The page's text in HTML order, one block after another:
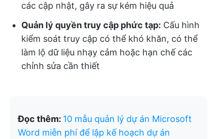
các cập nhật, gây ra sự kém hiệu quả
Quản lý quyền truy cập phức tạp: Cấu hình
kiểm soát truy cập có thể khó khăn, có thể
làm lộ dữ liệu nhạy cảm hoặc hạn chế các
chỉnh sửa cần thiết
Đọc thêm: 10 mẫu quản lý dự án Microsoft
Word miễn phí để lập kế hoạch dự án